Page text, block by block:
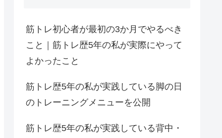
筋トレ初心者が最初の3か月でやるべき
こと｜筋トレ歴5年の私が実際にやって
よかったこと
筋トレ歴5年の私が実践している脚の日
のトレーニングメニューを公開
筋トレ歴5年の私が実践している背中・